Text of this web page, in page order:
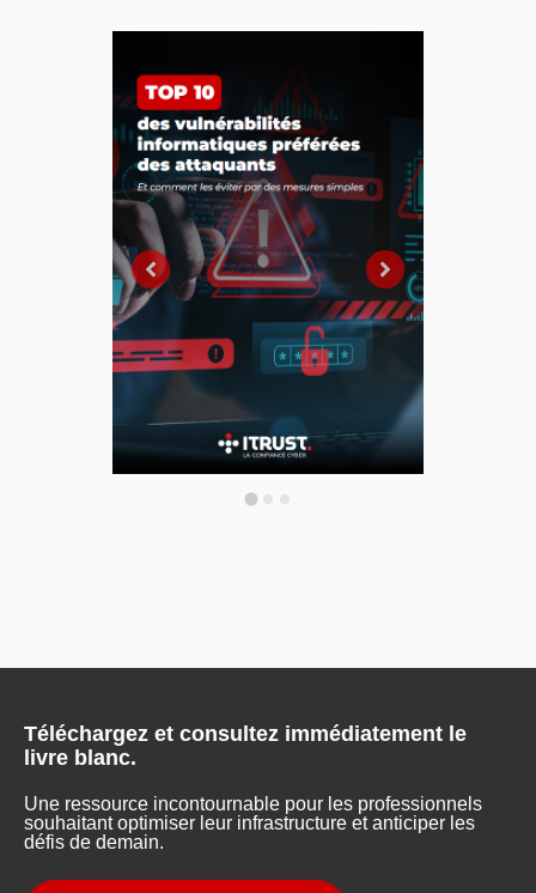
Téléchargez et consultez immédiatement le
livre blanc.
Une ressource incontournable pour les professionnels
souhaitant optimiser leur infrastructure et anticiper les
défis de demain.